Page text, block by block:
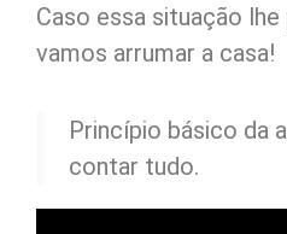
Caso essa situação
vamos arrumar a casa!
Princípio básico da
contar tudo.